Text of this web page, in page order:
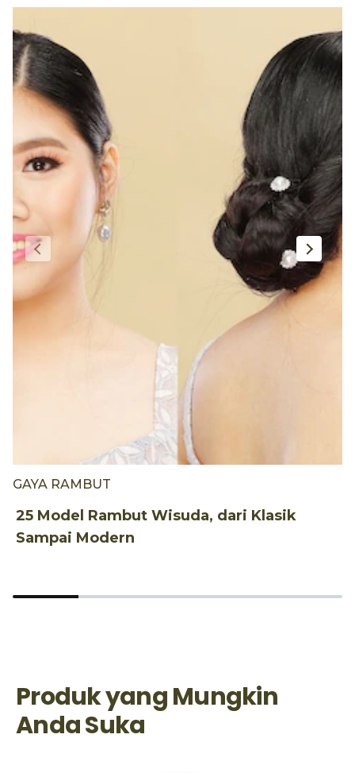
GAYA RAMBUT
25 Model Rambut Wisuda, dari Klasik
Sampai Modern
Produk yang Mungkin
Anda Suka